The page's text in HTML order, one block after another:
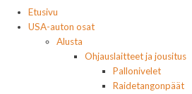
Etusivu
USA-auton osat
Alusta
Ohjauslaitteet ja jousitus
Pallonivelet
Raidetangonpäät